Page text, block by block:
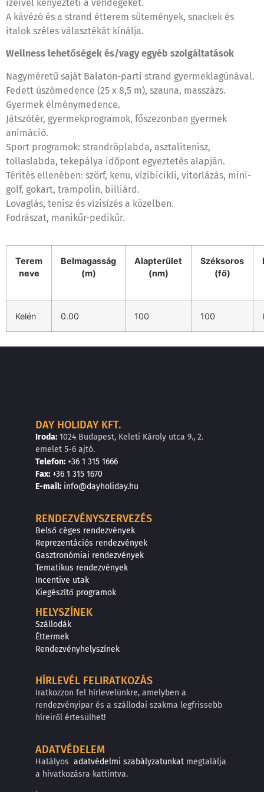
ízeivel kényezteti a vendégeket.
A kávézó és a strand étterem sütemények, snackek és
italok széles választékát kínálja.
Wellness lehetőségek és/vagy egyéb szolgáltatások
Nagyméretű saját Balaton-parti strand gyermeklagúnával.
Fedett úszómedence (25 x 8,5 m), szauna, masszázs.
Gyermek élménymedence.
Játszótér, gyermekprogramok, főszezonban gyermek
animáció.
Sport programok: strandröplabda, asztalitenisz,
tollaslabda, tekepálya időpont egyeztetés alapján.
Térítés ellenében: szörf, kenu, vízibicikli, vitorlázás, mini-
golf, gokart, trampolin, billiárd.
Lovaglás, tenisz és vízisízés a közelben.
Fodrászat, manikűr-pedikűr.
Terem
neve
Belmagasság
(m)
Alapterület
(nm)
Széksoros
(fő)
Kelén 0.00 100 100
DAY HOLIDAY KFT.
Iroda: 1024 Budapest, Keleti Károly utca 9., 2.
emelet 5-6 ajtó.
Telefon: +36 1 315 1666
Fax: +36 1 315 1670
E-mail: info@dayholiday.hu
RENDEZVÉNYSZERVEZÉS
Belső céges rendezvények
Reprezentációs rendezvények
Gasztronómiai rendezvények
Tematikus rendezvények
Incentive utak
Kiegészítő programok
HELYSZÍNEK
Szállodák
Éttermek
Rendezvényhelyszínek
HÍRLEVÉL FELIRATKOZÁS
Iratkozzon fel hírlevelünkre, amelyben a
rendezvényipar és a szállodai szakma legfrissebb
híreiről értesülhet!
ADATVÉDELEM
Hatályos adatvédelmi szabályzatunkat megtalálja
a hivatkozásra kattintva.